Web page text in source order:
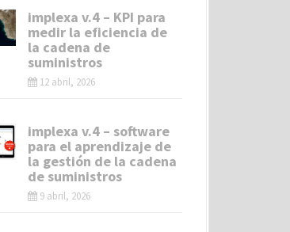
implexa v.4 – KPI para
medir la eficiencia de
la cadena de
suministros
12 abril, 2026
implexa v.4 – software
para el aprendizaje de
la gestión de la cadena
de suministros
9 abril, 2026